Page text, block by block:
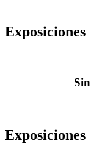
Exposiciones
Exposiciones